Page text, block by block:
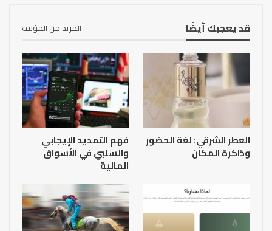
قد يعجبك أيضًا المزيد من المؤلف
العطر الشرقي: لغة الحضور
وذاكرة المكان
فهم التمديد الإيجابي
والسلبي في الأسواق
المالية